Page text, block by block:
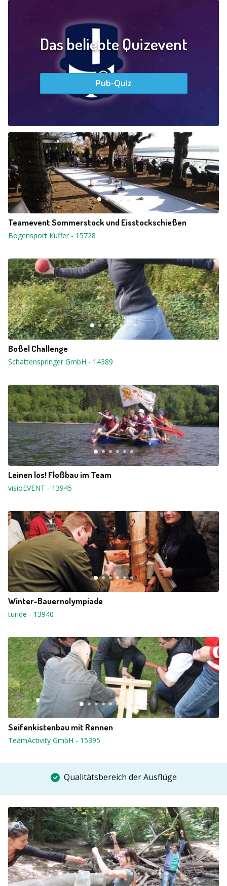
Das beliebte Quizevent
Pub-Quiz
Teamevent Sommerstock und Eisstockschießen
Bogensport Kuffer- 15728
Boßel Challenge
Schattenspringer GmbH - 14389
Leinen los! Floßbau im Team
visioEVENT - 13945
Winter-Bauernolympiade
turide - 13940
Seifenkistenbau mit Rennen
TeamActivity GmbH - 15395
Qualitätsbereich der Ausflüge